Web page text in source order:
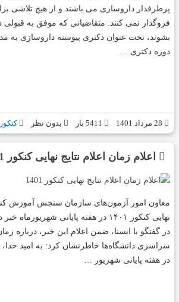
پرطرفدار داروسازی می باشند و از هیچ تلاشی
فروگذار نمی کنند. متقاضیانی که موفق به
دوره دکتری …
بدون نظر کنکور
اعلام زمان اعلام نتایج نهایی کنکور 1401
معاون امور آزمون‌های سازمان سنجش آموزش
نهایی کنکور ۱۴۰۱ در هفته پایانی
در گفتگو با ایسنا، ضمن اعلام این خبر، درباره
در هفته پایانی شهریور …